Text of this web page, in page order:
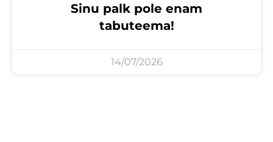
Sinu palk pole enam
tabuteema!
14/07/2026